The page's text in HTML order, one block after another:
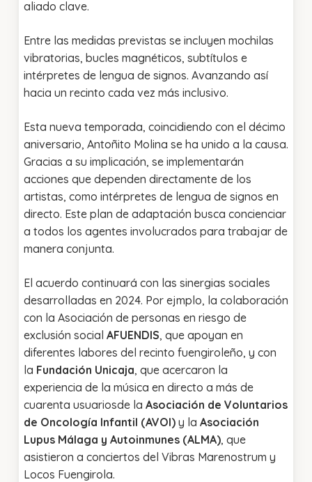
aliado clave.
Entre las medidas previstas se incluyen mochilas
vibratorias, bucles magnéticos, subtítulos e
intérpretes de lengua de signos. Avanzando así
hacia un recinto cada vez más inclusivo.
Esta nueva temporada, coincidiendo con el décimo
aniversario, Antoñito Molina se ha unido a la causa.
Gracias a su implicación, se implementarán
acciones que dependen directamente de los
artistas, como intérpretes de lengua de signos en
directo. Este plan de adaptación busca concienciar
a todos los agentes involucrados para trabajar de
manera conjunta.
El acuerdo continuará con las sinergias sociales
desarrolladas en 2024. Por ejmplo, la colaboración
con la Asociación de personas en riesgo de
exclusión social AFUENDIS, que apoyan en
diferentes labores del recinto fuengiroleño, y con
la Fundación Unicaja, que acercaron la
experiencia de la música en directo a más de
cuarenta usuariosde la Asociación de Voluntarios
de Oncología Infantil (AVOI)y la Asociación
Lupus Málaga y Autoinmunes (ALMA), que
asistieron a conciertos del Vibras Marenostrum y
Locos Fuengirola.